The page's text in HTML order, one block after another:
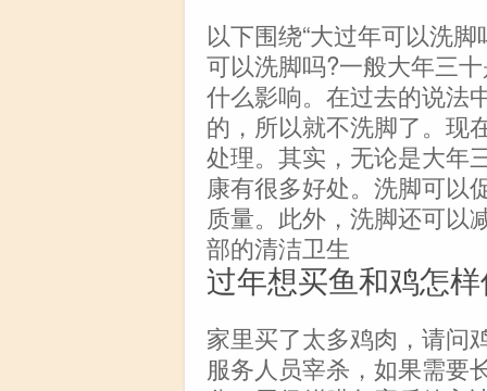
以下围绕“大过年可以洗
可以洗脚吗?一般大年三
什么影响。在过去的说法
的，所以就不洗脚了。现
处理。其实，无论是大年
康有很多好处。洗脚可以
质量。此外，洗脚还可以
部的清洁卫生
过年想买鱼和鸡怎
家里买了太多鸡肉，请问
服务人员宰杀，如果需要